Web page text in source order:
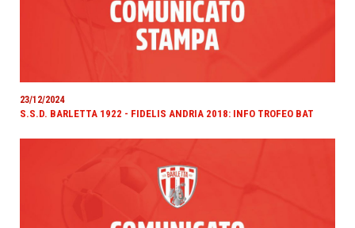
23/12/2024
S.S.D. BARLETTA 1922 - FIDELIS ANDRIA 2018: INFO TROFEO BAT